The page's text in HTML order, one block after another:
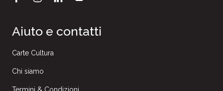
Aiuto e contatti
Carte Cultura
Chi siamo